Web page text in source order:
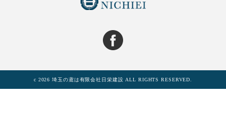
c 2026 埼玉の鳶は有限会社日栄建設 ALL RIGHTS RESERVED.